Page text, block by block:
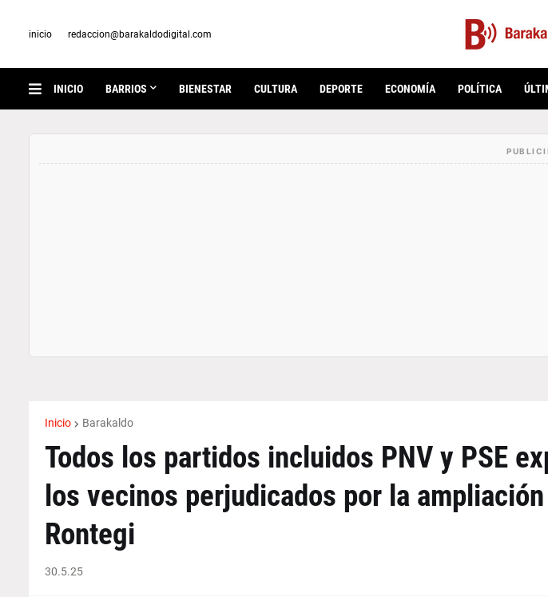
inicio redaccion@barakaldodigital.com
INICIO BARRIOS BIENESTAR CULTURA DEPORTE ECONOMÍA POLÍTICA
Inicio Barakaldo
Todos los partidos incluidos PNV y PSE
los vecinos perjudicados por la
Rontegi
30.5.25